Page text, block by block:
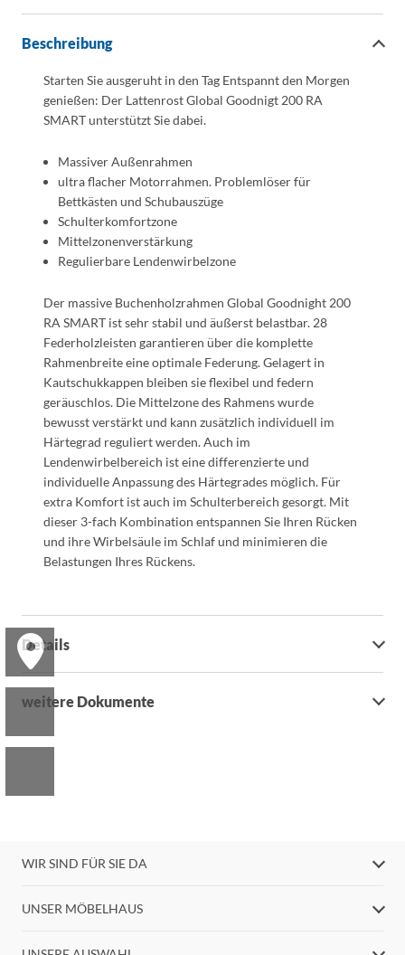
Beschreibung
Starten Sie ausgeruht in den Tag Entspannt den Morgen
genießen: Der Lattenrost Global Goodnigt 200 RA
SMART unterstützt Sie dabei.
Massiver Außenrahmen
ultra flacher Motorrahmen. Problemlöser für
Bettkästen und Schubauszüge
Schulterkomfortzone
Mittelzonenverstärkung
Regulierbare Lendenwirbelzone
Der massive Buchenholzrahmen Global Goodnight 200
RA SMART ist sehr stabil und äußerst belastbar. 28
Federholzleisten garantieren über die komplette
Rahmenbreite eine optimale Federung. Gelagert in
Kautschukkappen bleiben sie flexibel und federn
geräuschlos. Die Mittelzone des Rahmens wurde
bewusst verstärkt und kann zusätzlich individuell im
Härtegrad reguliert werden. Auch im
Lendenwirbelbereich ist eine differenzierte und
individuelle Anpassung des Härtegrades möglich. Für
extra Komfort ist auch im Schulterbereich gesorgt. Mit
dieser 3-fach Kombination entspannen Sie Ihren Rücken
und ihre Wirbelsäule im Schlaf und minimieren die
Belastungen Ihres Rückens.
Details
weitere Dokumente
WIR SIND FÜR SIE DA
UNSER MÖBELHAUS